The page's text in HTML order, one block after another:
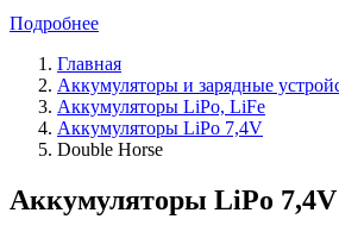
Подробнее
Главная
Аккумуляторы и зарядные
Аккумуляторы LiPo, LiFe
Аккумуляторы LiPo 7,4V
Double Horse
Аккумуляторы LiPo